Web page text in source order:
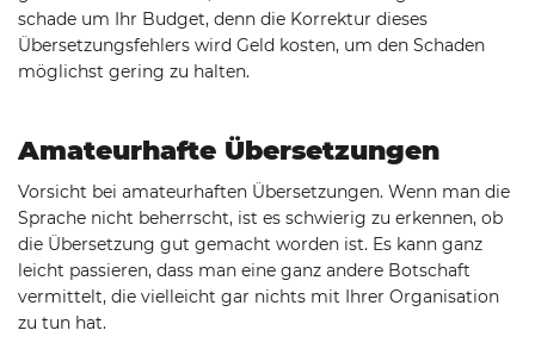
schade um Ihr Budget, denn die Korrektur dieses
Übersetzungsfehlers wird Geld kosten, um den Schaden
möglichst gering zu halten.
Amateurhafte Übersetzungen
Vorsicht bei amateurhaften Übersetzungen. Wenn man die
Sprache nicht beherrscht, ist es schwierig zu erkennen, ob
die Übersetzung gut gemacht worden ist. Es kann ganz
leicht passieren, dass man eine ganz andere Botschaft
vermittelt, die vielleicht gar nichts mit Ihrer Organisation
zu tun hat.